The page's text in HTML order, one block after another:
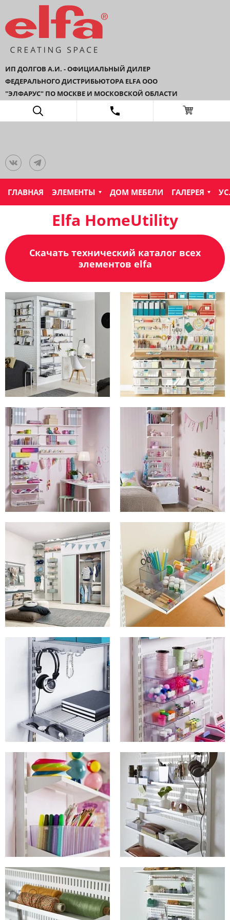
ИП ДОЛГОВ А.И. - ОФИЦИАЛЬНЫЙ ДИЛЕР
ФЕДЕРАЛЬНОГО ДИСТРИБЬЮТОРА ELFA ООО
"ЭЛФАРУС" ПО МОСКВЕ И МОСКОВСКОЙ ОБЛАСТИ
ГЛАВНАЯ ЭЛЕМЕНТЫ ДОМ МЕБЕЛИ ГАЛЕРЕЯ
Elfa HomeUtility
Скачать технический каталог всех
элементов elfa